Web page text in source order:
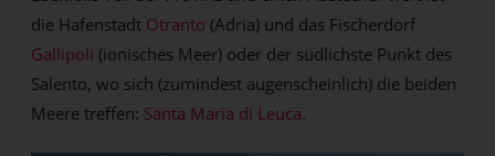
die Hafenstadt Otranto (Adria) und das Fischerdorf
Gallipoli (ionisches Meer) oder der südlichste Punkt des
Salento, wo sich (zumindest augenscheinlich) die beiden
Meere treffen: Santa Maria di Leuca.